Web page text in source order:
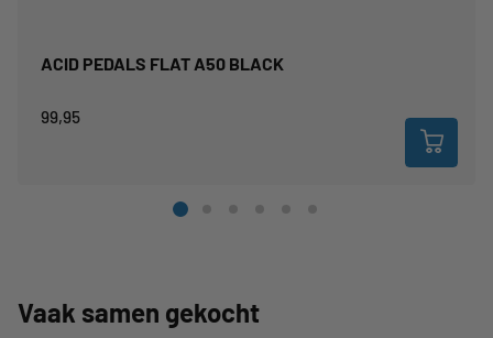
Flow-app.
Na het downloaden van Performance Update 2.0 via de Bosch
eBike Flow-app kunt u de piekwaarden verhogen tot maximaal 120
Nm koppel, 600% ondersteuning en 750 watt. Afhankelijk van de
rijomstandigheden kan het piekvermogen ook langer worden
tussen 0 en 15 km/h. Dit heeft geen invloed op de maximale
ACID PEDALS FLAT A50 BLACK
99,95
Vaak samen gekocht